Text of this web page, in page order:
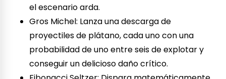
el escenario arda.
Gros Michel: Lanza una descarga de
proyectiles de plátano, cada uno con una
probabilidad de uno entre seis de explotar y
conseguir un delicioso daño crítico.